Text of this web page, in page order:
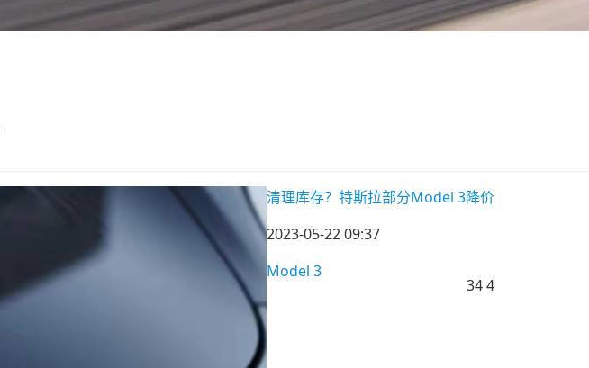
清理库存？特斯拉部分Model 3降价
2023-05-22 09:37
Model 3
344